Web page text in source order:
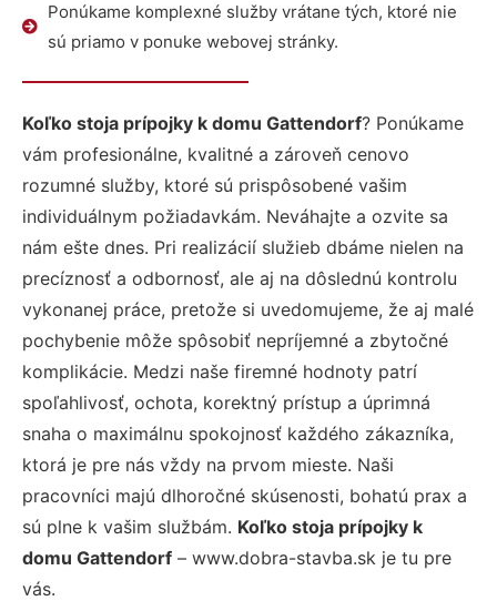
Ponúkame komplexné služby vrátane tých, ktoré nie
sú priamo v ponuke webovej stránky.
Koľko stoja prípojky k domu Gattendorf? Ponúkame
vám profesionálne, kvalitné a zároveň cenovo
rozumné služby, ktoré sú prispôsobené vašim
individuálnym požiadavkám. Neváhajte a ozvite sa
nám ešte dnes. Pri realizácií služieb dbáme nielen na
precíznosť a odbornosť, ale aj na dôslednú kontrolu
vykonanej práce, pretože si uvedomujeme, že aj malé
pochybenie môže spôsobiť nepríjemné a zbytočné
komplikácie. Medzi naše firemné hodnoty patrí
spoľahlivosť, ochota, korektný prístup a úprimná
snaha o maximálnu spokojnosť každého zákazníka,
ktorá je pre nás vždy na prvom mieste. Naši
pracovníci majú dlhoročné skúsenosti, bohatú prax a
sú plne k vašim službám. Koľko stoja prípojky k
domu Gattendorf – www.dobra-stavba.sk je tu pre
vás.